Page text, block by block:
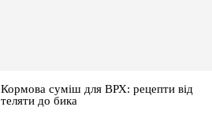
Кормова суміш для ВРХ: рецепти від
теляти до бика